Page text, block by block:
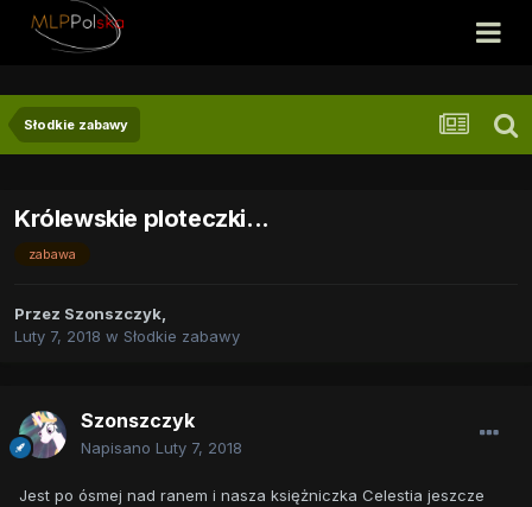
Słodkie zabawy
Królewskie ploteczki...
zabawa
Przez Szonszczyk,
Luty 7, 2018 w Słodkie zabawy
Szonszczyk
Napisano Luty 7, 2018
Jest po ósmej nad ranem i nasza księżniczka Celestia jeszcze